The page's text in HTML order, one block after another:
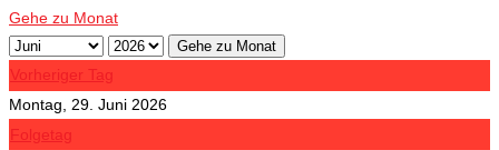
Gehe zu Monat
Gehe zu Monat
Vorheriger Tag
Montag, 29. Juni 2026
Folgetag